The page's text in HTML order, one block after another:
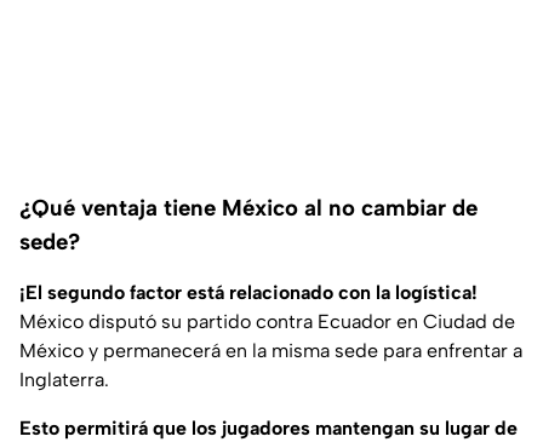
¿Qué ventaja tiene México al no cambiar de
sede?
¡El segundo factor está relacionado con la logística!
México disputó su partido contra Ecuador en Ciudad de
México y permanecerá en la misma sede para enfrentar a
Inglaterra.
Esto permitirá que los jugadores mantengan su lugar de